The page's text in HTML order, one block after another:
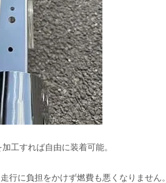
工すれば自由に装着可能。
行に負担をかけず燃費も悪くなりません。